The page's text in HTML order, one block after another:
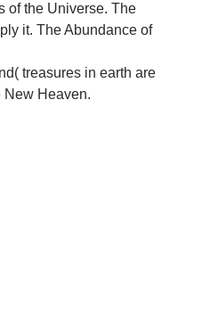
of the Universe. The
it. The Abundance of
treasures in earth are
New Heaven.